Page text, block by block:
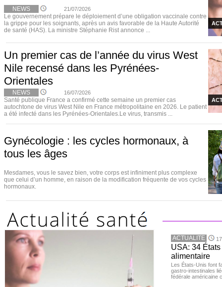
NEWS 21/07/2026
Le gouvernement prépare le déploiement d’une obligation vaccinale contre
la grippe pour les soignants, après un avis favorable de la Haute Autorité
de santé (HAS). La ministre Stéphanie Rist annonce ...
Un premier cas de l’année du virus West
Nile recensé dans les Pyrénées-
Orientales
NEWS 16/07/2026
Santé publique France a confirmé cette semaine un premier cas
autochtone de virus West Nile en France métropolitaine en 2026. Le patient
a été infecté dans les Pyrénées-Orientales.Le virus, transmis ...
Gynécologie : les cycles hormonaux, à
tous les âges
Mesdames, vous le savez bien, votre corps est infiniment plus complexe
que celui d’un homme, en raison de la modification fréquente de vos cycles
hormonaux.
ACTUALITE
USA: 34
alimentaire
Les États-Unis font
gastro-intestinales
fédérale américaine